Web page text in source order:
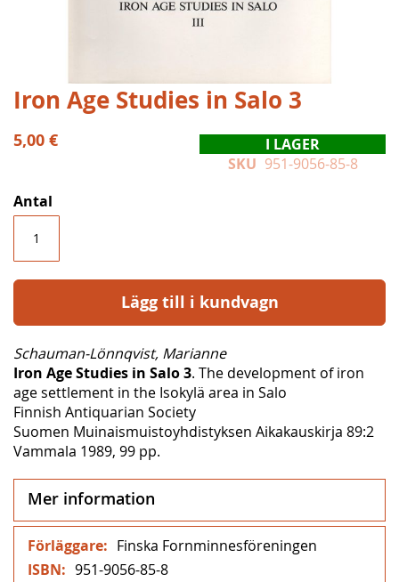
Hoppa
till
början
av
Iron Age Studies in Salo 3
5,00 €
I LAGER
SKU 951-9056-85-8
Antal
Lägg till i kundvagn
Schauman-Lönnqvist, Marianne
Iron Age Studies in Salo 3. The development of iron
age settlement in the Isokylä area in Salo
Finnish Antiquarian Society
Suomen Muinaismuistoyhdistyksen Aikakauskirja 89:2
Vammala 1989, 99 pp.
Mer information
Mer
information
Finska Fornminnesföreningen
951-9056-85-8